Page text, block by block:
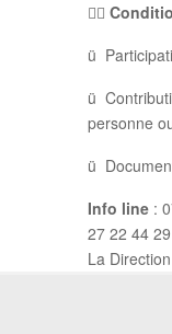

ü
ü
personne
ü
Info line :
27 22 44
La